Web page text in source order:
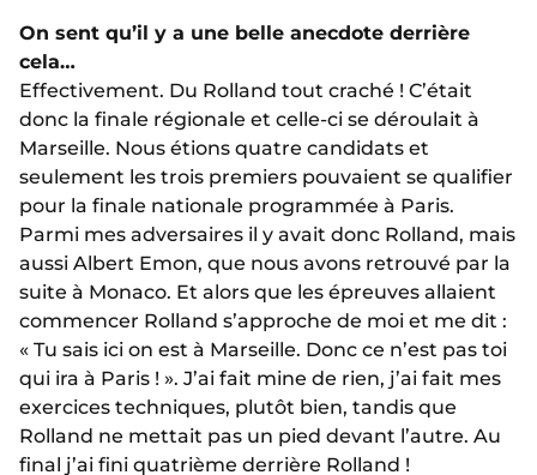
On sent qu’il y a une belle anecdote derrière
cela…
Effectivement. Du Rolland tout craché ! C’était
donc la finale régionale et celle-ci se déroulait à
Marseille. Nous étions quatre candidats et
seulement les trois premiers pouvaient se qualifier
pour la finale nationale programmée à Paris.
Parmi mes adversaires il y avait donc Rolland, mais
aussi Albert Emon, que nous avons retrouvé par la
suite à Monaco. Et alors que les épreuves allaient
commencer Rolland s’approche de moi et me dit :
« Tu sais ici on est à Marseille. Donc ce n’est pas toi
qui ira à Paris ! ». J’ai fait mine de rien, j’ai fait mes
exercices techniques, plutôt bien, tandis que
Rolland ne mettait pas un pied devant l’autre. Au
final j’ai fini quatrième derrière Rolland !